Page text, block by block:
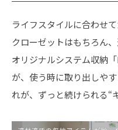
ライフスタイルに合わせ
クローゼットはもちろん
オリジナルシステム収納
が、使う時に取り出しや
れが、ずっと続けられる“